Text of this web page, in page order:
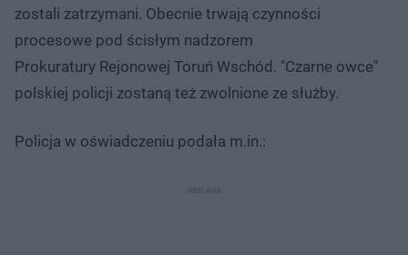
zostali zatrzymani. Obecnie trwają czynności
procesowe pod ścisłym nadzorem
Prokuratury Rejonowej Toruń Wschód. "Czarne owce"
polskiej policji zostaną też zwolnione ze służby.
Policja w oświadczeniu podała m.in.: